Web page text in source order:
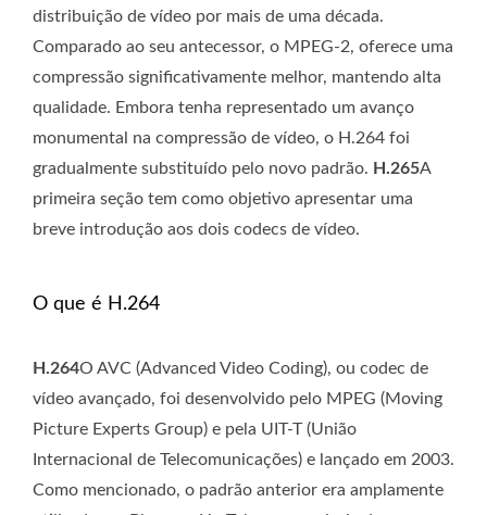
distribuição de vídeo por mais de uma década.
Comparado ao seu antecessor, o MPEG-2, oferece uma
compressão significativamente melhor, mantendo alta
qualidade. Embora tenha representado um avanço
monumental na compressão de vídeo, o H.264 foi
gradualmente substituído pelo novo padrão. H.265A
primeira seção tem como objetivo apresentar uma
breve introdução aos dois codecs de vídeo.
O que é H.264
H.264O AVC (Advanced Video Coding), ou codec de
vídeo avançado, foi desenvolvido pelo MPEG (Moving
Picture Experts Group) e pela UIT-T (União
Internacional de Telecomunicações) e lançado em 2003.
Como mencionado, o padrão anterior era amplamente